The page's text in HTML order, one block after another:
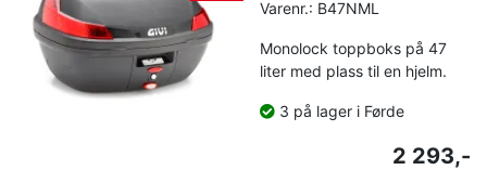
Varenr.: B47NML
Monolock toppboks på 47
liter med plass til en hjelm.
3 på lager i Førde
2 293,-